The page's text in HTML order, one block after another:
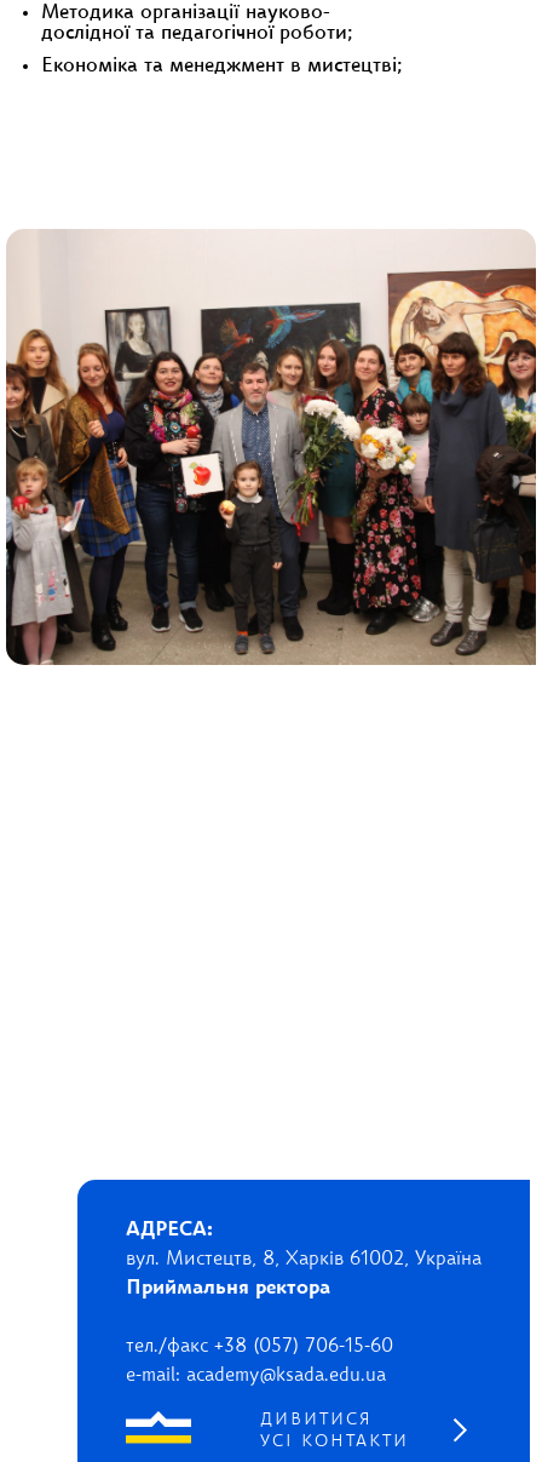
Методика організації науково-
дослідної та педагогічної роботи;
Економіка та менеджмент в мистецтві;
АДРЕСА:
вул. Мистецтв, 8, Харків 61002, Україна
Приймальня ректора
тел./факс +38 (057) 706-15-60
e-mail: academy@ksada.edu.ua
ДИВИТИСЯ
УСІ КОНТАКТИ